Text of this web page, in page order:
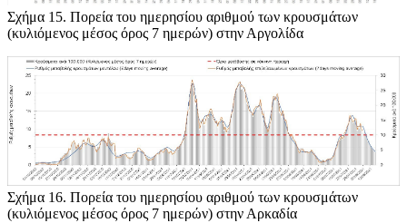
Σχήμα 1 5. Πορεία του ημερησίου αριθμού των κρουσμάτων
(κυλιόμενος μέσος όρος 7 ημερών) στην Αργολίδα
Σχήμα 16. Πορεία του ημερησίου αριθμού των κρουσμάτων
(κυλιόμενος μέσος όρος 7 ημερών) στην Αρκαδία